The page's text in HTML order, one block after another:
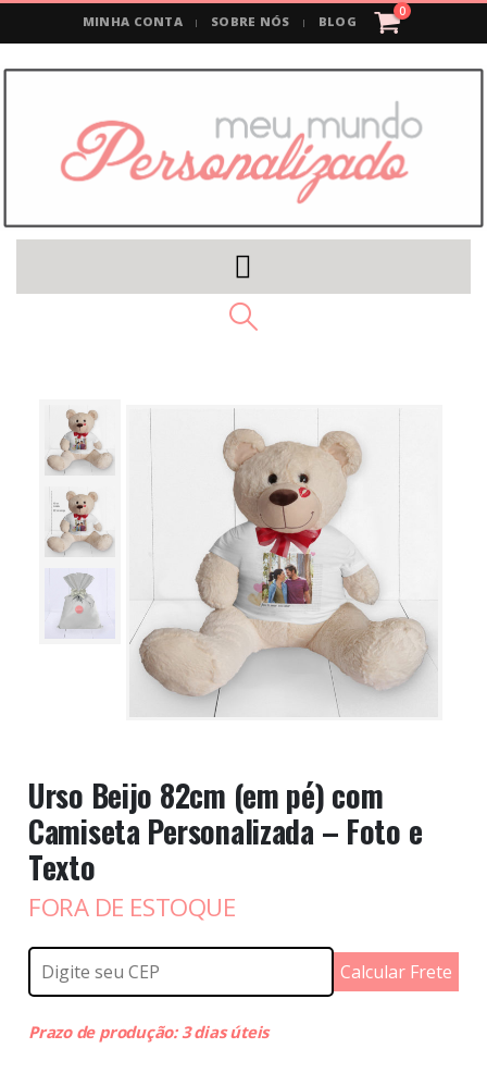
MINHA CONTA SOBRE NÓS BLOG
0
Urso Beijo 82cm (em pé) com
Camiseta Personalizada – Foto e
Texto
FORA DE ESTOQUE
Calcular Frete
Prazo de produção: 3 dias úteis